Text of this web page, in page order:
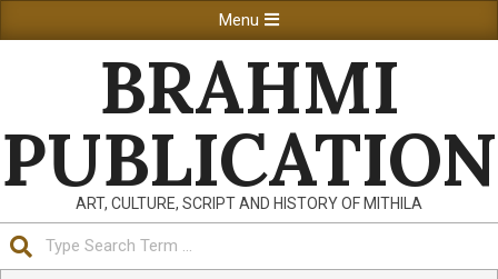
to
Navigation
Menu
BRAHMI
PUBLICATION
ART, CULTURE, SCRIPT AND HISTORY OF MITHILA